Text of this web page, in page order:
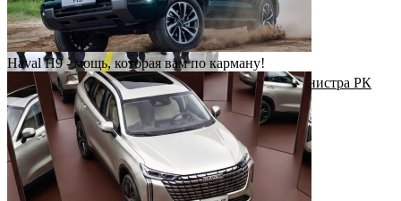
Рабочий визит Первого заместителя Премьер-министра РК
Н.Налибаева на завод КАИК
Haval H9 - мощь, которая вам по карману!